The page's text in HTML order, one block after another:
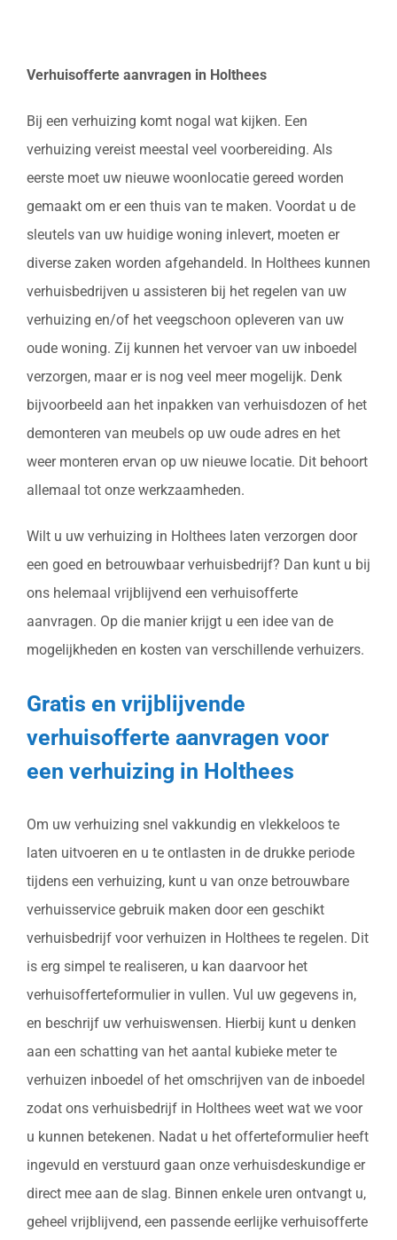
Verhuisofferte aanvragen in Holthees
Bij een verhuizing komt nogal wat kijken. Een
verhuizing vereist meestal veel voorbereiding. Als
eerste moet uw nieuwe woonlocatie gereed worden
gemaakt om er een thuis van te maken. Voordat u de
sleutels van uw huidige woning inlevert, moeten er
diverse zaken worden afgehandeld. In Holthees kunnen
verhuisbedrijven u assisteren bij het regelen van uw
verhuizing en/of het veegschoon opleveren van uw
oude woning. Zij kunnen het vervoer van uw inboedel
verzorgen, maar er is nog veel meer mogelijk. Denk
bijvoorbeeld aan het inpakken van verhuisdozen of het
demonteren van meubels op uw oude adres en het
weer monteren ervan op uw nieuwe locatie. Dit behoort
allemaal tot onze werkzaamheden.
Wilt u uw verhuizing in Holthees laten verzorgen door
een goed en betrouwbaar verhuisbedrijf? Dan kunt u bij
ons helemaal vrijblijvend een verhuisofferte
aanvragen. Op die manier krijgt u een idee van de
mogelijkheden en kosten van verschillende verhuizers.
Gratis en vrijblijvende
verhuisofferte aanvragen voor
een verhuizing in Holthees
Om uw verhuizing snel vakkundig en vlekkeloos te
laten uitvoeren en u te ontlasten in de drukke periode
tijdens een verhuizing, kunt u van onze betrouwbare
verhuisservice gebruik maken door een geschikt
verhuisbedrijf voor verhuizen in Holthees te regelen. Dit
is erg simpel te realiseren, u kan daarvoor het
verhuisofferteformulier in vullen. Vul uw gegevens in,
en beschrijf uw verhuiswensen. Hierbij kunt u denken
aan een schatting van het aantal kubieke meter te
verhuizen inboedel of het omschrijven van de inboedel
zodat ons verhuisbedrijf in Holthees weet wat we voor
u kunnen betekenen. Nadat u het offerteformulier heeft
ingevuld en verstuurd gaan onze verhuisdeskundige er
direct mee aan de slag. Binnen enkele uren ontvangt u,
geheel vrijblijvend, een passende eerlijke verhuisofferte